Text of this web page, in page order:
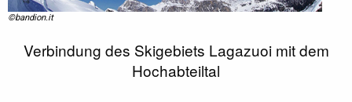
©bandion.it
Verbindung des Skigebiets Lagazuoi mit dem
Hochabteiltal